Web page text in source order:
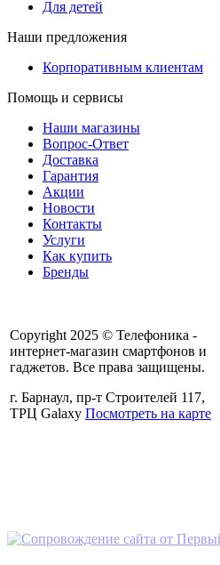
Для детей
Наши предложения
Корпоративным клиентам
Помощь и сервисы
Наши магазины
Вопрос-Ответ
Доставка
Гарантия
Акции
Новости
Контакты
Услуги
Как купить
Бренды
Copyright 2025 © Телефоника -
интернет-магазин смартфонов и
гаджетов. Все права защищены.
г. Барнаул, пр-т Строителей 117,
ТРЦ Galaxy Посмотреть на карте